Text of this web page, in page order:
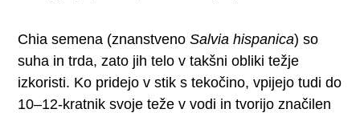
Chia semena (znanstvenoSalvia hispanica) so
suha in trda, zato jih telo v takšni obliki težje
izkoristi. Ko pridejo v stik s tekočino, vpijejo tudi do
10–12-kratnik svoje teže v vodi in tvorijo značilen